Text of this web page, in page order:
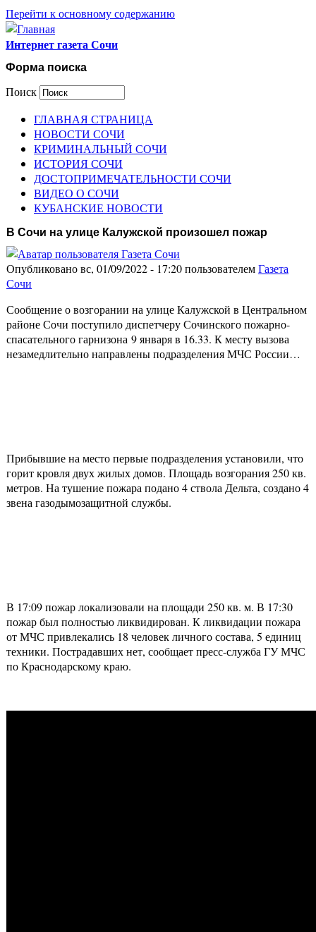
Перейти к основному содержанию
Интернет газета Сочи
Форма поиска
Поиск
ГЛАВНАЯ СТРАНИЦА
НОВОСТИ СОЧИ
КРИМИНАЛЬНЫЙ СОЧИ
ИСТОРИЯ СОЧИ
ДОСТОПРИМЕЧАТЕЛЬНОСТИ СОЧИ
ВИДЕО О СОЧИ
КУБАНСКИЕ НОВОСТИ
В Сочи на улице Калужской произошел пожар
Опубликовано вс, 01/09/2022 - 17:20 пользователемГазета
Сочи
Сообщение о возгорании на улице Калужской в Центральном
районе Сочи поступило диспетчеру Сочинского пожарно-
спасательного гарнизона 9 января в 16.33. К месту вызова
незамедлительно направлены подразделения МЧС России…
Прибывшие на место первые подразделения установили, что
горит кровля двух жилых домов. Площадь возгорания 250 кв.
метров. На тушение пожара подано 4 ствола Дельта, создано 4
звена газодымозащитной службы.
В 17:09 пожар локализовали на площади 250 кв. м. В 17:30
пожар был полностью ликвидирован. К ликвидации пожара
от МЧС привлекались 18 человек личного состава, 5 единиц
техники. Пострадавших нет, сообщает пресс-служба ГУ МЧС
по Краснодарскому краю.